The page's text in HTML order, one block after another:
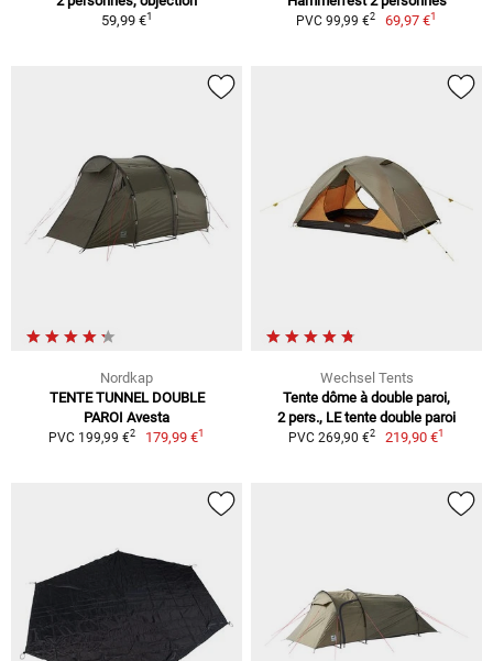
59,99 €1 PVC 99,99 €2 69,97 €1
Nordkap
TENTE TUNNEL DOUBLE
PAROI Avesta
PVC 199,99 €2 179,99 €1
Wechsel Tents
Tente dôme à double paroi,
2 pers., LE tente double paroi
PVC 269,90 €2 219,90 €1